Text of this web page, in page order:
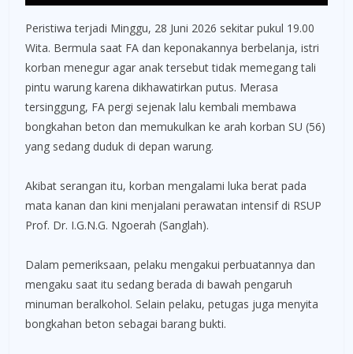
Peristiwa terjadi Minggu, 28 Juni 2026 sekitar pukul 19.00
Wita. Bermula saat FA dan keponakannya berbelanja, istri
korban menegur agar anak tersebut tidak memegang tali
pintu warung karena dikhawatirkan putus. Merasa
tersinggung, FA pergi sejenak lalu kembali membawa
bongkahan beton dan memukulkan ke arah korban SU (56)
yang sedang duduk di depan warung.
Akibat serangan itu, korban mengalami luka berat pada
mata kanan dan kini menjalani perawatan intensif di RSUP
Prof. Dr. I.G.N.G. Ngoerah (Sanglah).
Dalam pemeriksaan, pelaku mengakui perbuatannya dan
mengaku saat itu sedang berada di bawah pengaruh
minuman beralkohol. Selain pelaku, petugas juga menyita
bongkahan beton sebagai barang bukti.